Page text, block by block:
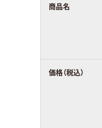
商品名
価格（税込）